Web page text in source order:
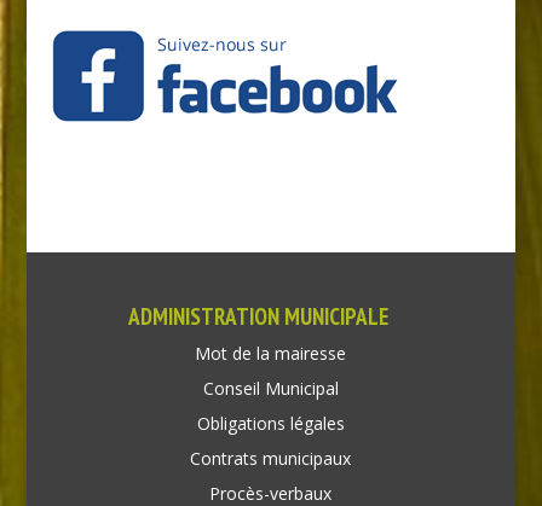
ADMINISTRATION MUNICIPALE
Mot de la mairesse
Conseil Municipal
Obligations légales
Contrats municipaux
Procès-verbaux